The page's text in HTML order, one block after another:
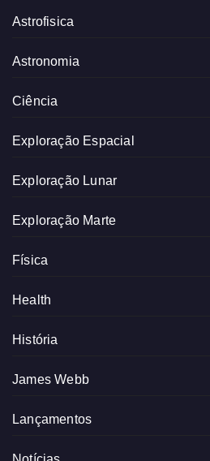
Astrofisica
Astronomia
Ciência
Exploração Espacial
Exploração Lunar
Exploração Marte
Física
Health
História
James Webb
Lançamentos